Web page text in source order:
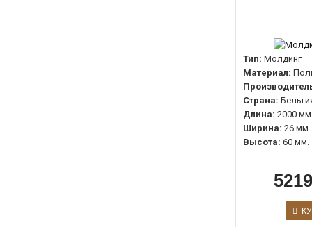
Тип: Молдинг
Материал:
Страна:
Длина: 2000 мм
Ширина: 26 мм.
Высота: 60 мм.